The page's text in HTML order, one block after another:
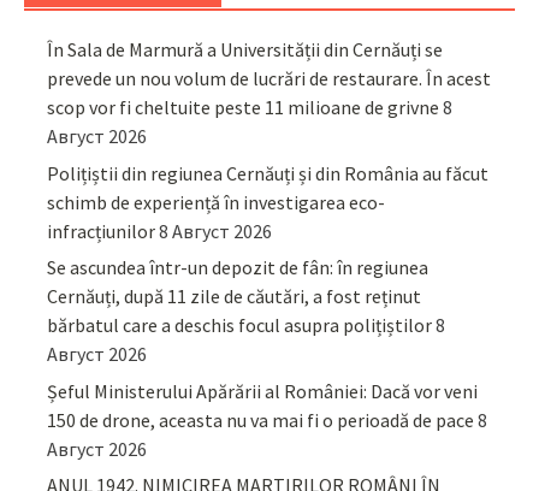
În Sala de Marmură a Universității din Cernăuți se
prevede un nou volum de lucrări de restaurare. În acest
scop vor fi cheltuite peste 11 milioane de grivne 8
Август 2026
Polițiștii din regiunea Cernăuți și din România au făcut
schimb de experiență în investigarea eco-
infracțiunilor8 Август 2026
Se ascundea într-un depozit de fân: în regiunea
Cernăuți, după 11 zile de căutări, a fost reținut
bărbatul care a deschis focul asupra polițiștilor8
Август 2026
Șeful Ministerului Apărării al României: Dacă vor veni
150 de drone, aceasta nu va mai fi o perioadă de pace 8
Август 2026
ANUL 1942. NIMICIREA MARTIRILOR ROMÂNI ÎN